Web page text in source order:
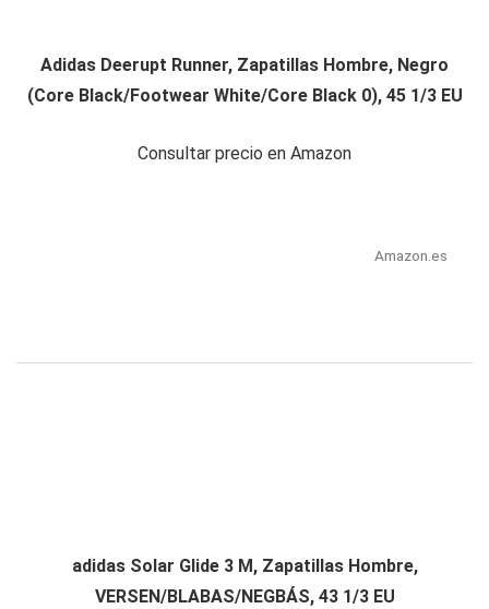
Adidas Deerupt Runner, Zapatillas Hombre, Negro
(Core Black/Footwear White/Core Black 0), 45 1/3 EU
Consultar precio en Amazon
Amazon.es
adidas Solar Glide 3 M, Zapatillas Hombre,
VERSEN/BLABAS/NEGBÁS, 43 1/3 EU